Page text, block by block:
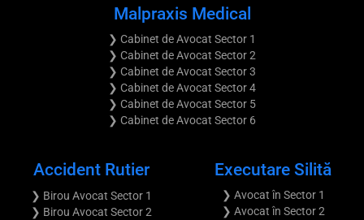
Malpraxis Medical
❯ Cabinet de Avocat Sector 1
❯ Cabinet de Avocat Sector 2
❯ Cabinet de Avocat Sector 3
❯ Cabinet de Avocat Sector 4
❯ Cabinet de Avocat Sector 5
❯ Cabinet de Avocat Sector 6
Accident Rutier
❯ Birou Avocat Sector 1
❯ Birou Avocat Sector 2
Executare Silită
❯ Avocat în Sector 1
❯ Avocat în Sector 2